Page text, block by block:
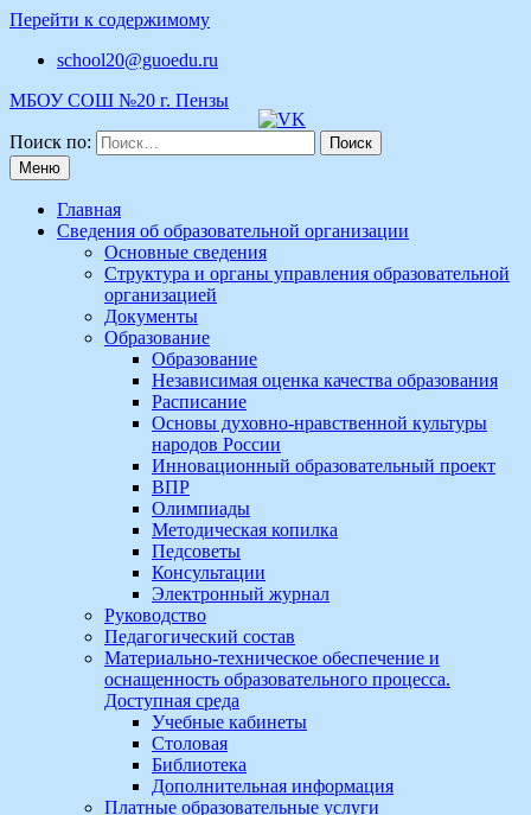
Перейти к содержимому
school20@guoedu.ru
МБОУ СОШ №20 г. Пензы
Поиск по:
Меню
Главная
Сведения об образовательной организации
Основные сведения
Структура и органы управления образовательной
организацией
Документы
Образование
Образование
Независимая оценка качества образования
Расписание
Основы духовно-нравственной культуры
народов России
Инновационный образовательный проект
ВПР
Олимпиады
Методическая копилка
Педсоветы
Консультации
Электронный журнал
Руководство
Педагогический состав
Материально-техническое обеспечение и
оснащенность образовательного процесса.
Доступная среда
Учебные кабинеты
Столовая
Библиотека
Дополнительная информация
Платные образовательные услуги